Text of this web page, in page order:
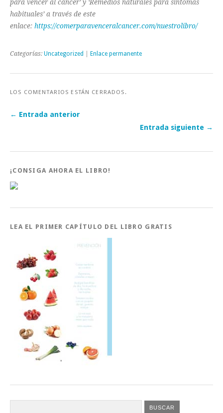
para vencer al cáncer’ y ‘Remedios naturales para síntomas
habituales’ a través de este
enlace: https://comerparavenceralcancer.com/nuestrolibro/
Categorías: Uncategorized Enlace permanente
LOS COMENTARIOS ESTÁN CERRADOS.
← Entrada anterior
Entrada siguiente →
¡CONSIGA AHORA EL LIBRO!
LEA EL PRIMER CAPÍTULO DEL LIBRO GRATIS